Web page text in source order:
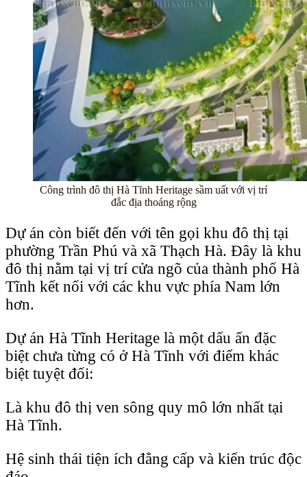
Công trình đô thị Hà Tĩnh Heritage sầm uất với vị trí
đắc địa thoáng rộng
Dự án còn biết đến với tên gọi khu đô thị tại
phường Trần Phú và xã Thạch Hà. Đây là khu
đô thị nằm tại vị trí cửa ngõ của thành phố Hà
Tĩnh kết nối với các khu vực phía Nam lớn
hơn.
Dự án Hà Tĩnh Heritage là một dấu ấn đặc
biệt chưa từng có ở Hà Tĩnh với điểm khác
biệt tuyệt đối:
Là khu đô thị ven sông quy mô lớn nhất tại
Hà Tĩnh.
Hệ sinh thái tiện ích đẳng cấp và kiến trúc độc